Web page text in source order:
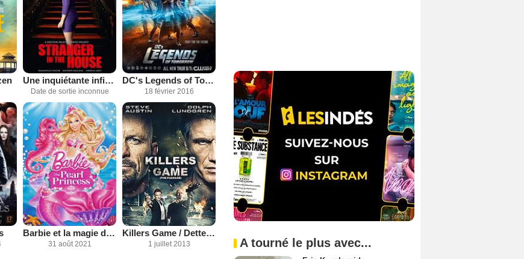
Une inquiétante infirmière
Date de sortie inconnue
DC's Legends of Tomorrow
18 février 2016
Barbie et la magie des perles
31 août 2021
Killers Game / Dette de sang
1 juillet 2013 A tourné le plus avec...